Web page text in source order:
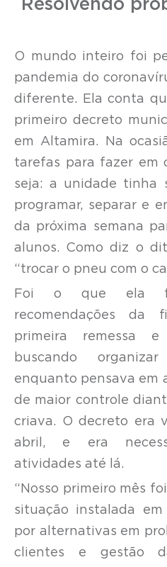
Resolvendo
O mundo inteiro foi
pandemia do
diferente. Ela conta
primeiro decreto
em Altamira. Na
tarefas para fazer em
seja: a unidade tinha
programar, separar e
da próxima semana
alunos. Como diz o
“trocar o pneu com o
Foi o que ela
recomendações da
primeira remessa
buscando
enquanto pensava em
de maior controle
criava. O decreto era
abril, e era
atividades até lá.
“Nosso primeiro mês
situação instalada em
por alternativas em
clientes e gestão